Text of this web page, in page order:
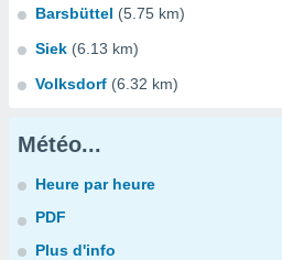
Barsbüttel (5.75 km)
Siek (6.13 km)
Volksdorf (6.32 km)
Météo...
Heure par heure
PDF
Plus d'info